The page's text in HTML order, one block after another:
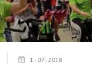
1 - 07 - 2018